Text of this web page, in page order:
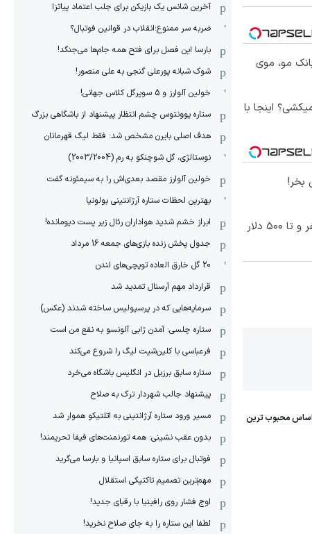
مو، موی
اینجا با
بخر!
معاملات فارکس اسپرد از صفر و تا ۵۰۰ دلار
آخرین شانس یک بازیکن برای جلب اعتماد پیاتزا
ضربه سر ممنوع؛انقلاب در قوانین فوتبال؟
بارسا این فصل برای فتح همه جام‌ها می‌جنگد!
شوک شبانه پورعلی گنجی به علی منصور!
خولین آلوارز و 5 سوپرگل کلاس جهانی!
ستاره یوونتوس چشم انتظار پیشنهاد از باشگاهی بزرگ
هدف اصلی بایرن مشخص شد: فقط لیگ قهرمانان
نوستالژی، گل شوچنکو به رم (2003/2004)
خولین آلوارز مقصد بعدی‌اش را به سیمئونه گفت
بهترین لحظات ستاره آرژانتینی بولونیا
ابراز خشم شدید هواداران رئال زیر پست دیومانده!
جدول پخش زنده بازی‌های جمعه 16 مرداد
20 گل خارق العاده توپچی‌های لندن
قرارداد مهم آرسنال تمدید شد
سرمایه‌هایی که در پرسپولیس ساخته شدند (عکس)
ستاره چلسی: آمدن ژابی آلونسو به نفع من است
فرعباسی با کلین‌شیت لیگ را شروع می‌کند
ستاره سابق برزیل در انگلیس باشگاه می‌خرد
پیشنهاد جالب شهردار ترک به صلاح
مسیر ورود ستاره آرژانتینی به اتلتیکو هموار شد
بدون عقب نشینی: همه تورنمنت‌های فیفا تحریمند!
فوتبال برای ستاره سابق اسپانیا و بارسا می‌گرید
مهم‌ترین تصمیم تاکتیکی استقلال
اوج فشار روی رافینیا با رقبای جدید!
لطفا این ستاره را به جای صلاح نخرید!